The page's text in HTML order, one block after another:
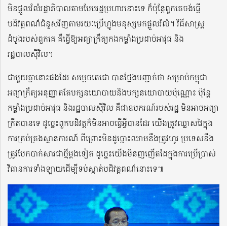
មិនផ្ដួលរំលំរដ្ឋាភិបាលតាមបែបរដ្ឋប្រហារនោះទេ ក៏ប៉ុន្តែពួកគេចង់ធ្វើ
បដិវត្តពណ៌ជំនួសវិញតាមរយៈប្រើហ្វូងមនុស្សមកផ្ដួលរំលំ។ វិធីសាស្ត្រ
ដំបូងរបស់ពួកគេ គឺធ្វើឱ្យអព្យាក្រឹត្យកងកម្លាំងប្រដាប់អាវុធ និង
រដ្ឋបាលស៉ីវិល។
ជាមួយគ្នានោះផងដែរ សម្ដេចតេជោ បានថ្លែងបញ្ជាក់ថា សម្រាប់កម្ពុជា
អព្យាក្រឹត្យអនុញ្ញាតតែបក្សនយោបាយនិងបក្សនយោបាយប៉ុណ្ណោះ ប៉ុន្តែ
កម្លាំងប្រដាប់អាវុធ និងរដ្ឋបាលស៉ីវិល គឺជាឧបករណ៍របស់រដ្ឋ មិនអាចអព្យា
ក្រឹតបានទេ ដូច្នេះពួកបដិវត្តក៏មិនអាចធ្វើអ្វីបានដែរ យើងត្រូវឈ្លាសវៃក្នុង
ការគ្រប់គ្រងស្ថានការណ៍ ពីព្រោះមិនដូច្នោះឈាមនឹងត្រូវហូរ ប្រទេសនឹង
ត្រូវបែកបាក់សារជាថ្មីម្ដងទៀត ដូច្នេះយើងមិនញញើតដៃក្នុងការប្រើប្រាស់
វិធានការទាំងឡាយដើម្បីទប់ស្កាត់បដិវត្តពណ៌នោះទេ៕